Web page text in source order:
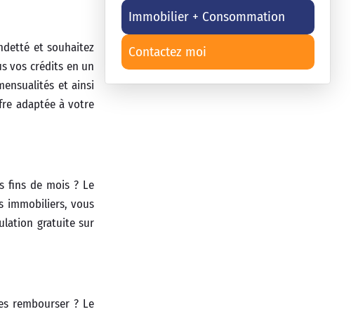
Immobilier + Consommation
Contactez moi
et souhaitez
vos crédits en un
et ainsi
adaptée à votre
fins de mois ? Le
immobiliers, vous
gratuite sur
rembourser ? Le